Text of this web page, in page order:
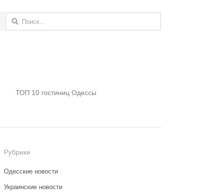
Найти:
ТОП 10 гостиниц Одессы
Рубрики
Одесские новости
Украинские новости